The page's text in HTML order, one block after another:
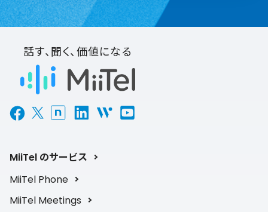
話す、聞く、価値になる
MiiTel のサービス
MiiTel Phone
MiiTel Meetings